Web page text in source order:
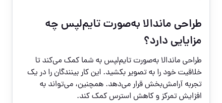
طراحی ماندالا به‌صورت تایم‌لپس چه
مزایایی دارد؟
طراحی ماندالا به‌صورت تایم‌لپس به شما کمک می‌کند تا
خلاقیت خود را به تصویر بکشید. این کار بینندگان را در یک
تجربه آرامش‌بخش قرار می‌دهد. همچنین، می‌تواند به
افزایش تمرکز و کاهش استرس کمک کند.